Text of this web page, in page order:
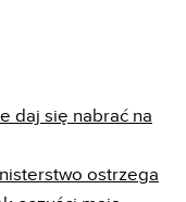
daj się nabrać na
ostrzega